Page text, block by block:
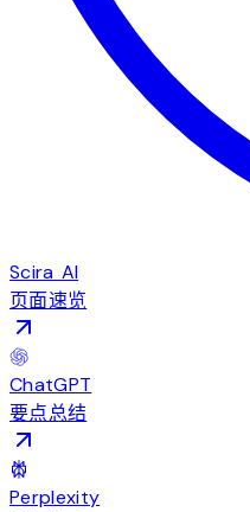
Scira AI
页面速览
ChatGPT
要点总结
Perplexity